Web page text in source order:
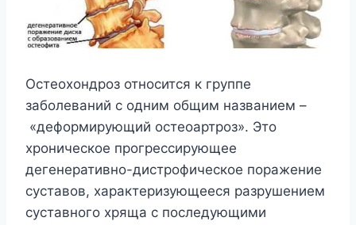
Остеохондроз относится к группе
заболеваний с одним общим названием –
«деформирующий остеоартроз». Это
хроническое прогрессирующее
дегенеративно-дистрофическое поражение
суставов, характеризующееся разрушением
суставного хряща с последующими